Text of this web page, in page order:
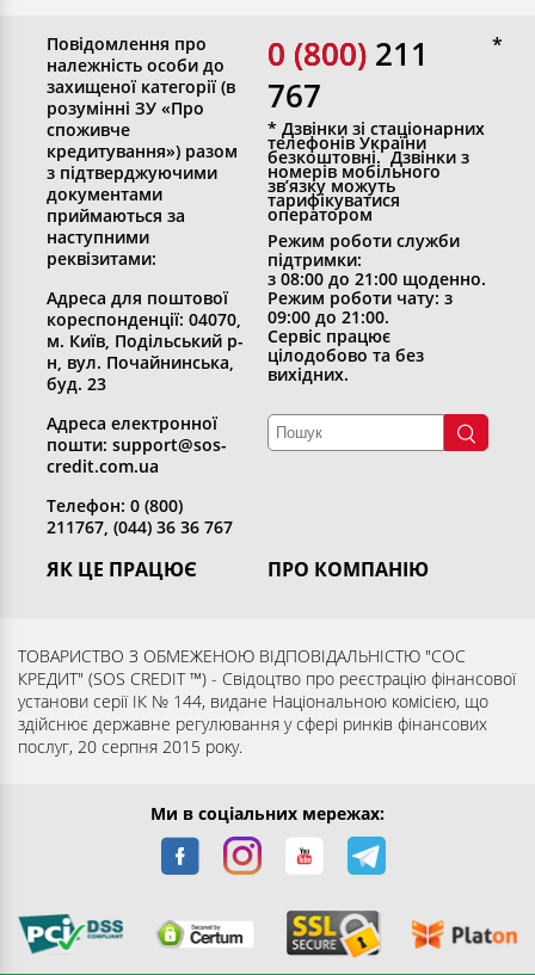
ЯК ЦЕ ПРАЦЮЄ
Повернути кредит
Запитання та відповіді
Партнерам
ПРО КОМПАНІЮ
Розкриття інформації
Контакти
Згода суб’єкта на обробку
Повідомлення про
належність особи до
захищеної категорії (в
розумінні ЗУ «Про
споживче
кредитування») разом
з підтверджуючими
документами
приймаються за
наступними
реквізитами:
Адреса для поштової
кореспонденції: 04070,
м. Київ, Подільський р-
н, вул. Почайнинська,
буд. 23
Адреса електронної
пошти: support@sos-
credit.com.ua
Телефон: 0 (800)
211767, (044) 36 36 767
0 (800)
0 (800) 211
767
* Дзвінки зі стаціонарних
телефонів України
безкоштовні. Дзвінки з
номерів мобільного
зв’язку можуть
тарифікуватися
оператором
Режим роботи служби
підтримки:
з 08:00 до 21:00 щоденно.
Режим роботи чату: з
09:00 до 21:00.
Сервіс працює
цілодобово та без
вихідних.
ТОВАРИСТВО З ОБМЕЖЕНОЮ ВІДПОВІДАЛЬНІСТЮ "СОС
КРЕДИТ" (SOS CREDIT ™) - Свідоцтво про реєстрацію фінансової
установи серії ІК № 144, видане Національною комісією, що
здійснює державне регулювання у сфері ринків фінансових
послуг, 20 серпня 2015 року.
Ми в соціальних мережах: